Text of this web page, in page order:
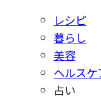
レシピ
暮らし
美容
ヘルスケ
占い